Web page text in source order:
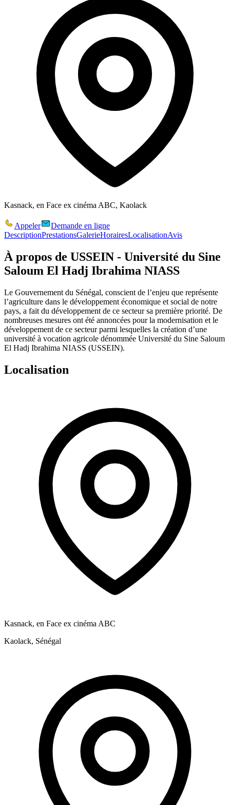
Kasnack, en Face ex cinéma ABC, Kaolack
Appeler
Demande en ligne
DescriptionPrestationsGalerieHorairesLocalisationAvis
À propos de USSEIN - Université du Sine
Saloum El Hadj Ibrahima NIASS
Le Gouvernement du Sénégal, conscient de l’enjeu que représente
l’agriculture dans le développement économique et social de notre
pays, a fait du développement de ce secteur sa première priorité. De
nombreuses mesures ont été annoncées pour la modernisation et le
développement de ce secteur parmi lesquelles la création d’une
université à vocation agricole dénommée Université du Sine Saloum
El Hadj Ibrahima NIASS (USSEIN).
Localisation
Kasnack, en Face ex cinéma ABC
Kaolack, Sénégal